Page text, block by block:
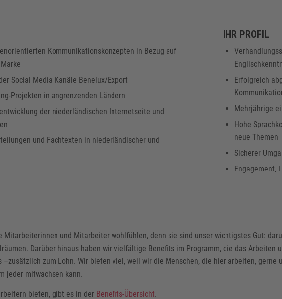
Kommunikationskonzepten in Bezug auf
Social Media Kanäle Benelux/Export
Projekten in angrenzenden Ländern
der niederländischen Internetseite und
und Fachtexten in niederländischer und
IHR PROFIL
Erfolgreich
Mehrjährige
Hohe
neue Themen
Sicherer
Engagement,
Mitarbeiterinnen und Mitarbeiter wohlfühlen, denn sie sind unser wichtigstes Gut:
Darüber hinaus haben wir vielfältige Benefits im Programm, die das Arbeiten
–zusätzlich zum Lohn. Wir bieten viel, weil wir die Menschen, die hier arbeiten,
jeder mitwachsen kann.
bieten, gibt es in der Benefits-Übersicht.